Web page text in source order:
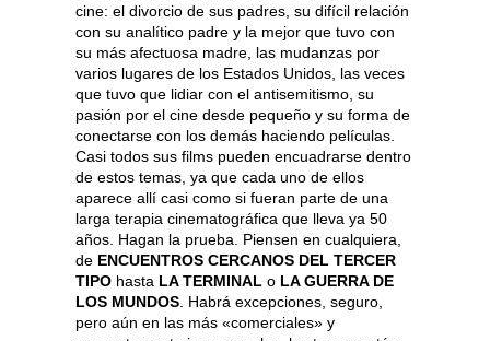
cine: el divorcio de sus padres, su difícil relación
con su analítico padre y la mejor que tuvo con
su más afectuosa madre, las mudanzas por
varios lugares de los Estados Unidos, las veces
que tuvo que lidiar con el antisemitismo, su
pasión por el cine desde pequeño y su forma de
conectarse con los demás haciendo películas.
Casi todos sus films pueden encuadrarse dentro
de estos temas, ya que cada uno de ellos
aparece allí casi como si fueran parte de una
larga terapia cinematográfica que lleva ya 50
años. Hagan la prueba. Piensen en cualquiera,
de ENCUENTROS CERCANOS DEL TERCER
TIPO hasta LA TERMINAL o LA GUERRA DE
LOS MUNDOS . Habrá excepciones, seguro,
pero aún en las más «comerciales» y